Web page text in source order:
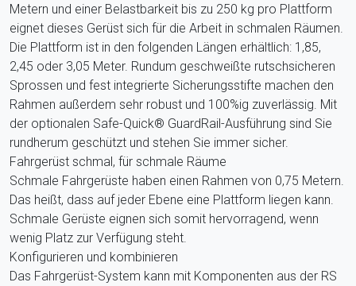
Metern und einer Belastbarkeit bis zu 250 kg pro Plattform
eignet dieses Gerüst sich für die Arbeit in schmalen Räumen.
Die Plattform ist in den folgenden Längen erhältlich: 1,85,
2,45 oder 3,05 Meter. Rundum geschweißte rutschsicheren
Sprossen und fest integrierte Sicherungsstifte machen den
Rahmen außerdem sehr robust und 100%ig zuverlässig. Mit
der optionalen Safe-Quick® GuardRail-Ausführung sind Sie
rundherum geschützt und stehen Sie immer sicher.
Fahrgerüst schmal, für schmale Räume
Schmale Fahrgerüste haben einen Rahmen von 0,75 Metern.
Das heißt, dass auf jeder Ebene eine Plattform liegen kann.
Schmale Gerüste eignen sich somit hervorragend, wenn
wenig Platz zur Verfügung steht.
Konfigurieren und kombinieren
Das Fahrgerüst-System kann mit Komponenten aus der RS